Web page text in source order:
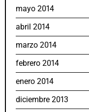
mayo 2014
abril 2014
marzo 2014
febrero 2014
enero 2014
diciembre 2013